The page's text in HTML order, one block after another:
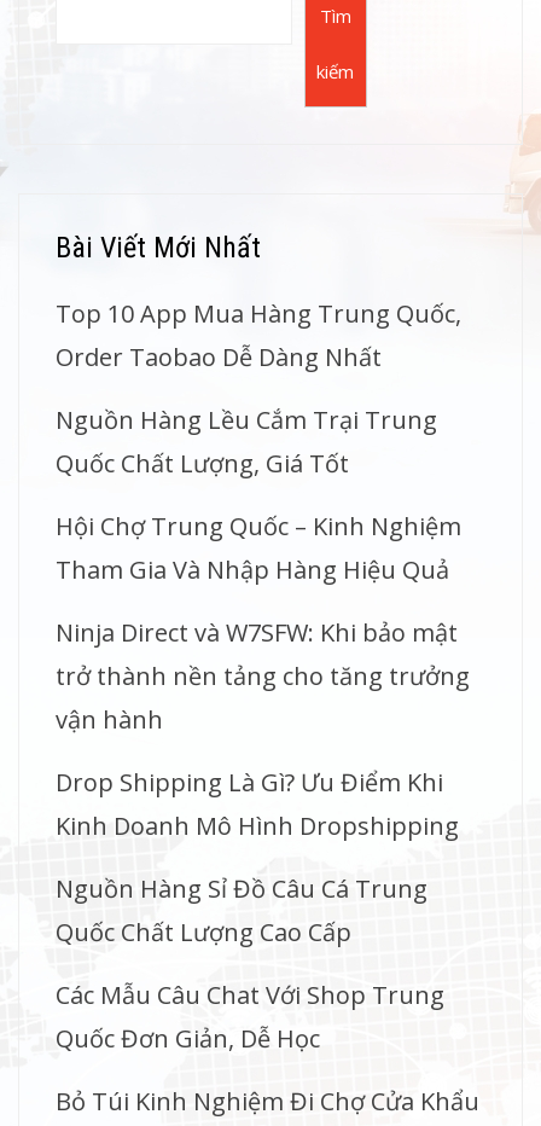
Tìm
kiếm
Bài Viết Mới Nhất
Top 10 App Mua Hàng Trung Quốc,
Order Taobao Dễ Dàng Nhất
Nguồn Hàng Lều Cắm Trại Trung
Quốc Chất Lượng, Giá Tốt
Hội Chợ Trung Quốc – Kinh Nghiệm
Tham Gia Và Nhập Hàng Hiệu Quả
Ninja Direct và W7SFW: Khi bảo mật
trở thành nền tảng cho tăng trưởng
vận hành
Drop Shipping Là Gì? Ưu Điểm Khi
Kinh Doanh Mô Hình Dropshipping
Nguồn Hàng Sỉ Đồ Câu Cá Trung
Quốc Chất Lượng Cao Cấp
Các Mẫu Câu Chat Với Shop Trung
Quốc Đơn Giản, Dễ Học
Bỏ Túi Kinh Nghiệm Đi Chợ Cửa Khẩu